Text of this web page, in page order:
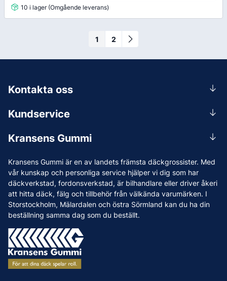
10 i lager (Omgående leverans)
1 2
Kransens Gummi är en av landets främsta däckgrossister. Med
vår kunskap och personliga service hjälper vi dig som har
däckverkstad, fordonsverkstad, är bilhandlare eller driver åkeri
att hitta däck, fälg och tillbehör från välkända varumärken. I
Storstockholm, Mälardalen och östra Sörmland kan du ha din
beställning samma dag som du beställt.
Kundservice
Leverans
Reklamation & återköp
Betalning & faktura
Köpvillkor
Vanliga frågor och svar
Kransens Gummi
Vi som jobbar på Kransens Gummi
Jobba hos oss
Nyheter
Tips & Råd
Varumärken
Våra Verkstäder
Press
Kontakta oss
0156-409 00
Mån-Tors 07.30-16:30, Fre 07.30-15.00.
Lunchstängt 12:00-12:30